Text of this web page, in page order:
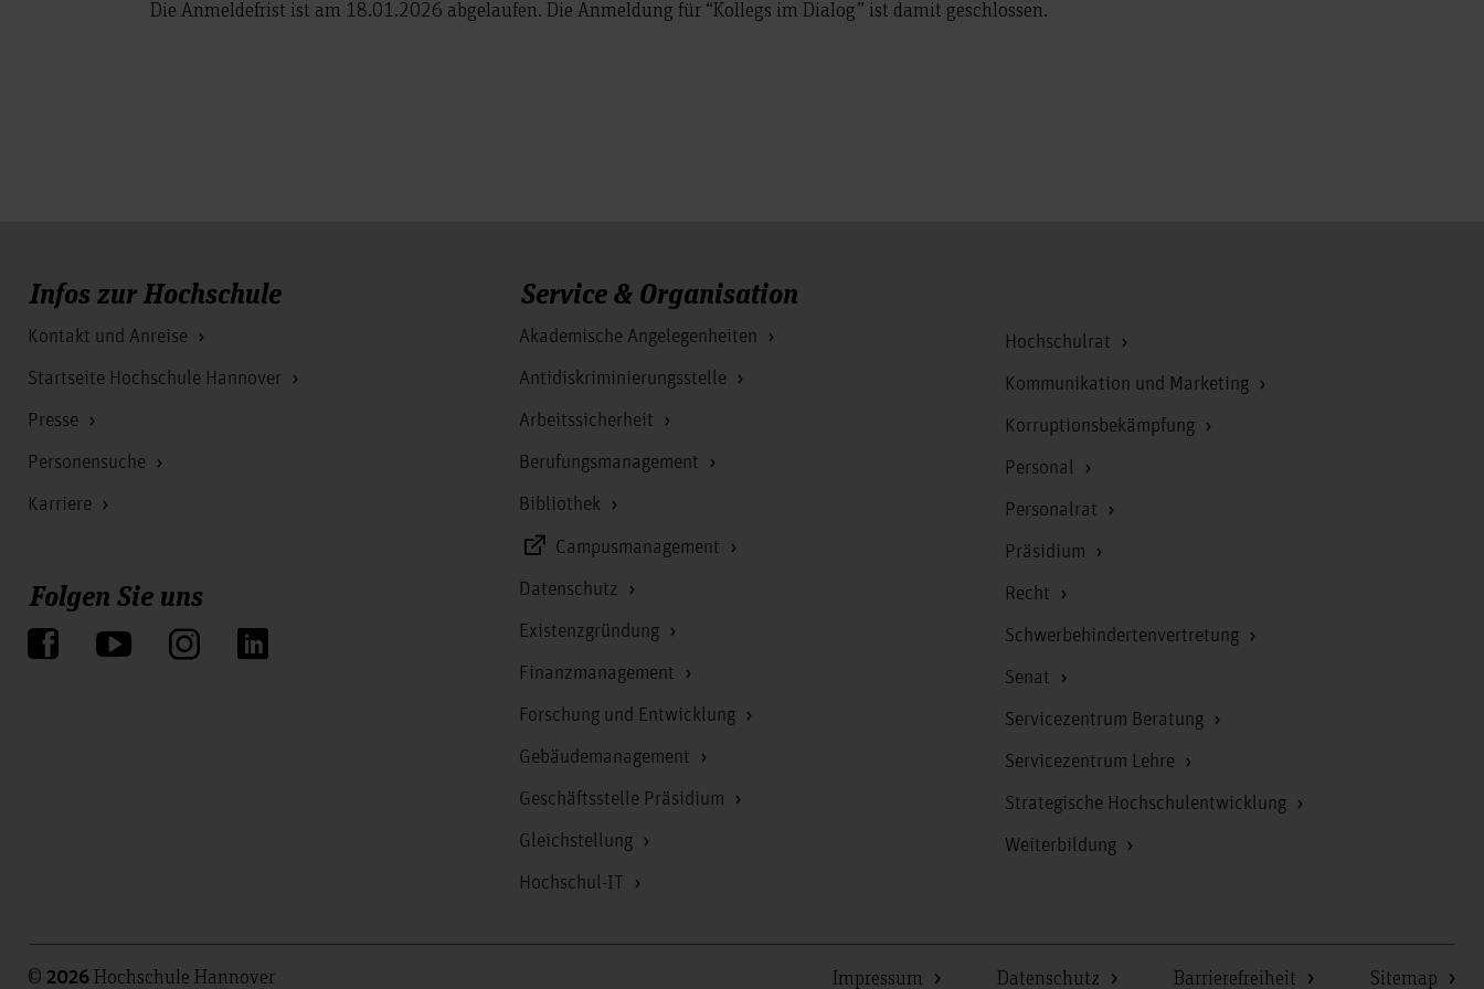
Die Anmeldefrist ist am 18.01.2026 abgelaufen. Die Anmeldung für “Kollegs im Dialog” ist damit geschlossen.
Infos zur Hochschule
Kontakt und Anreise
Startseite Hochschule Hannover
Presse
Personensuche
Karriere
Folgen Sie uns
Service & Organisation
Akademische Angelegenheiten
Antidiskriminierungsstelle
Arbeitssicherheit
Berufungsmanagement
Bibliothek
Campusmanagement
Datenschutz
Existenzgründung
Finanzmanagement
Forschung und Entwicklung
Gebäudemanagement
Geschäftsstelle Präsidium
Gleichstellung
Hochschul-IT
Hochschulrat
Kommunikation und Marketing
Korruptionsbekämpfung
Personal
Personalrat
Präsidium
Recht
Schwerbehindertenvertretung
Senat
Servicezentrum Beratung
Servicezentrum Lehre
Strategische Hochschulentwicklung
Weiterbildung
© 2026 Hochschule Hannover Impressum Datenschutz Barrierefreiheit Sitemap